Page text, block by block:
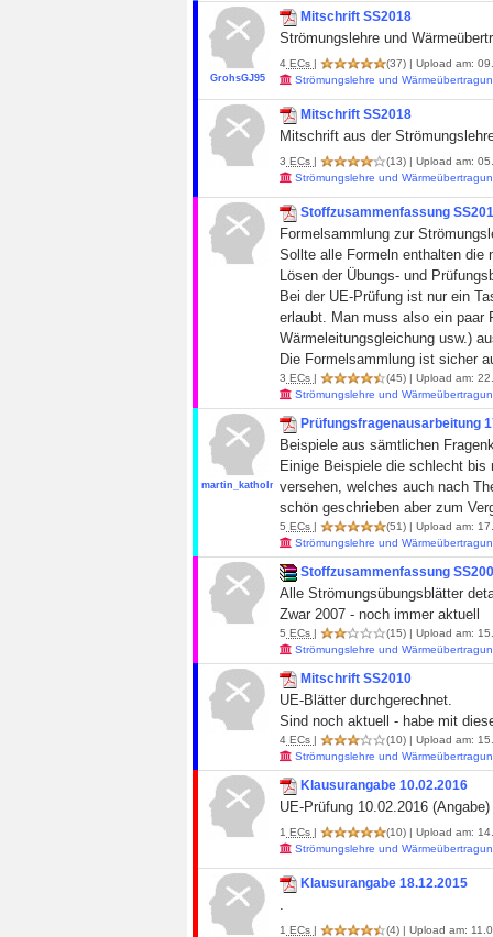
GrohsGJ95
Mitschrift SS2018
Strömungslehre und
4 ECs | (37) | Upload am:
Strömungslehre und
Mitschrift SS2018
Mitschrift aus der
3 ECs | (13) | Upload am:
Strömungslehre und
Stoffzusammenfassung
Formelsammlung zur
Sollte alle Formeln enthalten die
Lösen der Übungs- und
Bei der UE-Prüfung ist nur ein
erlaubt. Man muss also ein paar
Wärmeleitungsgleichung usw.)
Die Formelsammlung ist sicher
3 ECs | (45) | Upload am:
Strömungslehre und
martin_katholnig
Prüfungsfragenausarbeitung
Beispiele aus sämtlichen
Einige Beispiele die schlecht
versehen, welches auch nach
schön geschrieben aber zum
5 ECs | (51) | Upload am:
Strömungslehre und
Stoffzusammenfassung
Alle Strömungsübungsblätter
Zwar 2007 - noch immer aktuell
5 ECs | (15) | Upload am:
Strömungslehre und
Mitschrift SS2010
UE-Blätter durchgerechnet.
Sind noch aktuell - habe mit
4 ECs | (10) | Upload am:
Strömungslehre und
Klausurangabe 10.02.2016
UE-Prüfung 10.02.2016 (Angabe)
1 ECs | (10) | Upload am:
Strömungslehre und
Klausurangabe 18.12.2015
.
1 ECs | (4) | Upload am: